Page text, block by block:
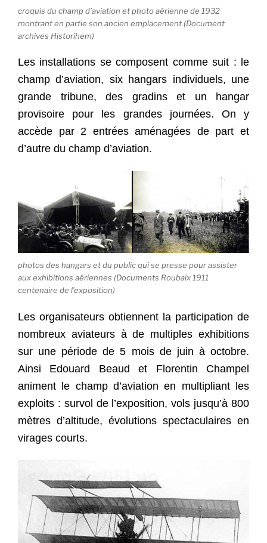
croquis du champ d’aviation et photo aérienne de 1932
montrant en partie son ancien emplacement (Document
archives Historihem)
Les installations se composent comme suit : le
champ d’aviation, six hangars individuels, une
grande tribune, des gradins et un hangar
provisoire pour les grandes journées. On y
accède par 2 entrées aménagées de part et
d’autre du champ d’aviation.
photos des hangars et du public qui se presse pour assister
aux exhibitions aériennes (Documents Roubaix 1911
centenaire de l’exposition)
Les organisateurs obtiennent la participation de
nombreux aviateurs à de multiples exhibitions
sur une période de 5 mois de juin à octobre.
Ainsi Edouard Beaud et Florentin Champel
animent le champ d’aviation en multipliant les
exploits : survol de l’exposition, vols jusqu’à 800
mètres d’altitude, évolutions spectaculaires en
virages courts.